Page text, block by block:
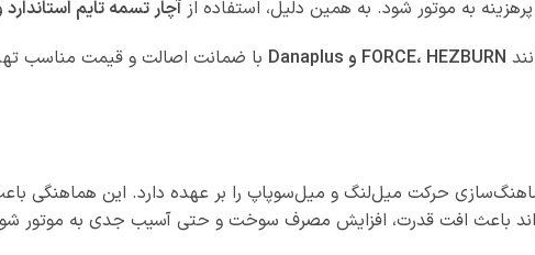
به موتور شود. به همین دلیل، استفاده از آچار تسمه تایم
FORCE، HEZBURN و Danaplus
با ضمانت اصالت و قیمت مناسب
حرکت میل‌لنگ و میل‌سوپاپ را بر عهده دارد. این هماهنگی
باعث افت قدرت، افزایش مصرف سوخت و حتی آسیب جدی به موتور